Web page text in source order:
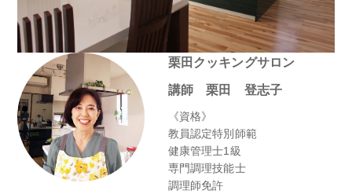
栗田クッキングサロン
講師 栗田 登志子
《資格》
教員認定特別師範
健康管理士1級
専門調理技能士
調理師免許